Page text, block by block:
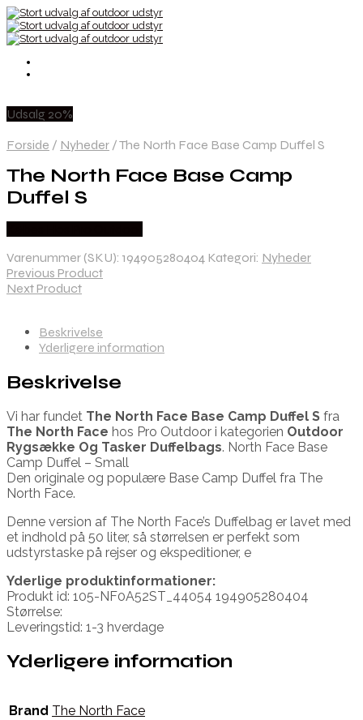
Udsalg 20%
Forside / Nyheder /The North Face Base Camp Duffel S
The North Face Base Camp
Duffel S
Varenummer (SKU): 194905280404 Kategori: Nyheder
Previous Product
Next Product
Beskrivelse
Yderligere information
Beskrivelse
Vi har fundet The North Face Base Camp Duffel S fra
The North Face hos Pro Outdoor i kategorien Outdoor
Rygsække Og Tasker Duffelbags. North Face Base
Camp Duffel – Small
Den originale og populære Base Camp Duffel fra The
North Face.
Denne version af The North Face’s Duffelbag er lavet med
et indhold på 50 liter, så størrelsen er perfekt som
udstyrstaske på rejser og ekspeditioner, e
Yderlige produktinformationer:
Produkt id: 105-NF0A52ST_44054 194905280404
Størrelse:
Leveringstid: 1-3 hverdage
Yderligere information
Brand The North Face